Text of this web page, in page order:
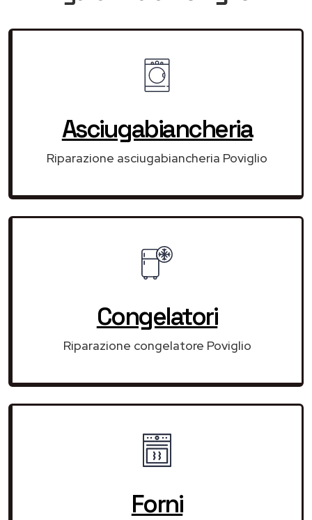
Asciugabiancheria
Riparazione asciugabiancheria Poviglio
Congelatori
Riparazione congelatore Poviglio
Forni